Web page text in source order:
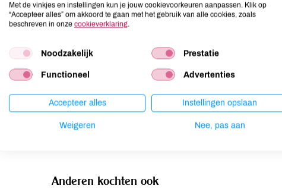
Allergenen
Aardnoten
niet aanwezig
Lactose
niet aanwezig
Lupine
niet aanwezig
Mosterd
niet aanwezig
Noten
Anderen kochten ook
Met de vinkjes en instellingen kun je jouw cookievoorkeuren aanpassen. Klik op
“Accepteer alles” om akkoord te gaan met het gebruik van alle cookies, zoals
beschreven in onze cookieverklaring.
Noodzakelijk Prestatie
Functioneel Advertenties
Accepteer alles Instellingen opslaan
Weigeren Nee, pas aan